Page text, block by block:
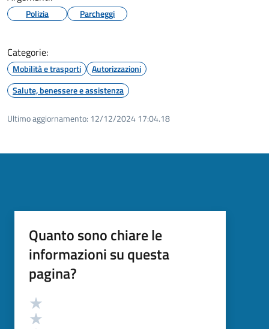
Polizia Parcheggi
Categorie:
Mobilità e trasporti
Autorizzazioni
Salute, benessere e assistenza
Ultimo aggiornamento: 12/12/2024 17:04.18
Quanto sono chiare le
informazioni su questa
pagina?
Valutazione